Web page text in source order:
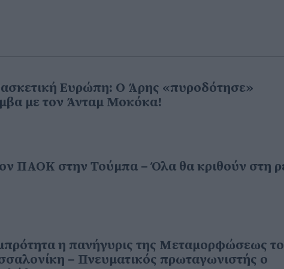
Ευρώπη: Ο Άρης «πυροδότησε»
με τον Άνταμ Μοκόκα!
ΠΑΟΚ στην Τούμπα – Όλα θα κριθούν στη
η πανήγυρις της Μεταμορφώσεως
– Πνευματικός πρωταγωνιστής ο